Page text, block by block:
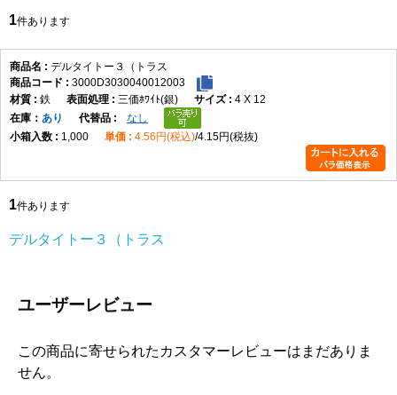
1件あります
デルタイトー３（トラス
3000D3030040012003
鉄
三価ﾎﾜｲﾄ(銀)
4 X 12
在庫
あり
なし
1,000
4.56円(税込) 4.15円(税抜)
1件あります
デルタイトー３（トラス
ユーザーレビュー
この商品に寄せられたカスタマーレビューはまだありま
せん。